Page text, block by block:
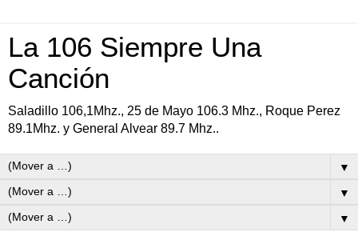
La 106 Siempre Una
Canción
Saladillo 106,1Mhz., 25 de Mayo 106.3 Mhz., Roque Perez
89.1Mhz. y General Alvear 89.7 Mhz..
▼
▼
▼